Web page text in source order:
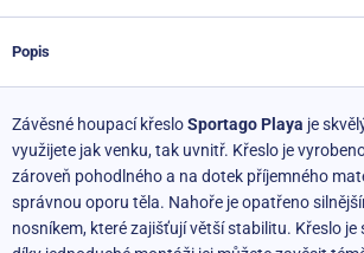
Popis
Závěsné houpací křesloSportago Playa je
využijete jak venku, tak uvnitř. Křeslo je
zároveň pohodlného a na dotek příjemného
správnou oporu těla. Nahoře je opatřeno
nosníkem, které zajišťují větší stabilitu. Křeslo je